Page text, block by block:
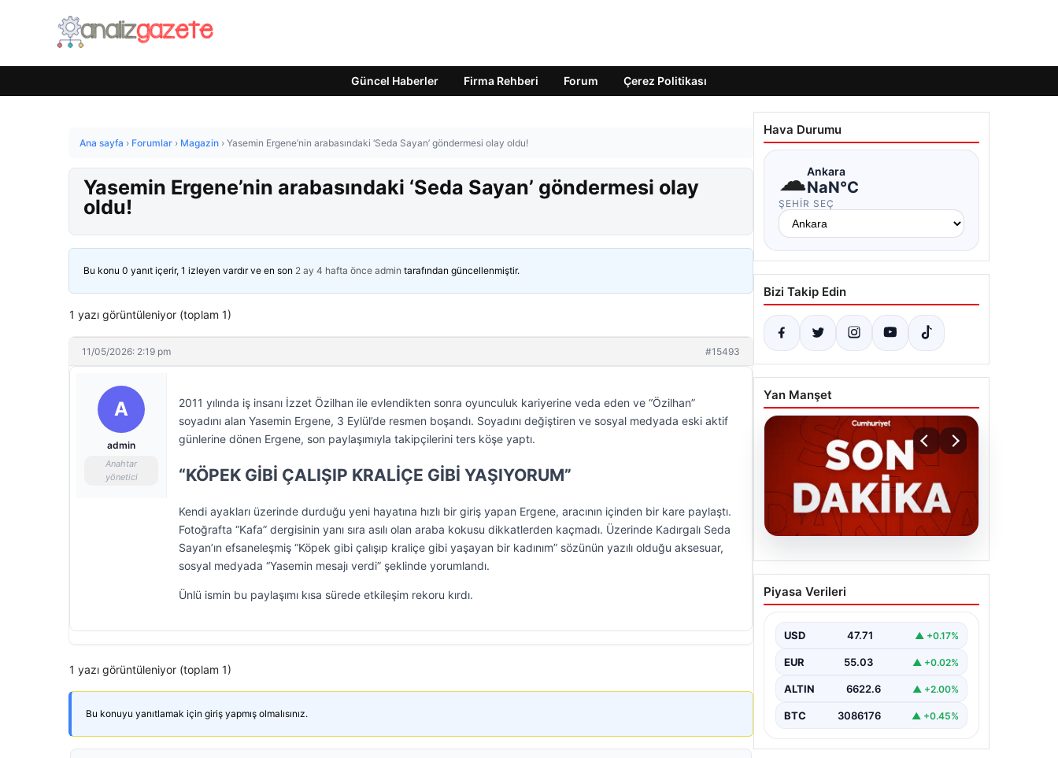
Güncel Haberler Firma Rehberi Forum Çerez Politikası
Ana sayfa › Forumlar › Magazin › Yasemin Ergene’nin arabasındaki ‘Seda Sayan’ göndermesi olay oldu!
Yasemin Ergene’nin arabasındaki ‘Seda Sayan’ göndermesi olay
oldu!
Bu konu 0 yanıt içerir, 1 izleyen vardır ve en son 2 ay 4 hafta önce admin tarafından güncellenmiştir.
1 yazı görüntüleniyor (toplam 1)
11/05/2026: 2:19 pm #15493
A
admin
Anahtar
yönetici
2011 yılında iş insanı İzzet Özilhan ile evlendikten sonra oyunculuk kariyerine veda eden ve “Özilhan”
soyadını alan Yasemin Ergene, 3 Eylül’de resmen boşandı. Soyadını değiştiren ve sosyal medyada eski aktif
günlerine dönen Ergene, son paylaşımıyla takipçilerini ters köşe yaptı.
“KÖPEK GİBİ ÇALIŞIP KRALİÇE GİBİ YAŞIYORUM”
Kendi ayakları üzerinde durduğu yeni hayatına hızlı bir giriş yapan Ergene, aracının içinden bir kare paylaştı.
Fotoğrafta “Kafa” dergisinin yanı sıra asılı olan araba kokusu dikkatlerden kaçmadı. Üzerinde Kadırgalı Seda
Sayan’ın efsaneleşmiş “Köpek gibi çalışıp kraliçe gibi yaşayan bir kadınım” sözünün yazılı olduğu aksesuar,
sosyal medyada “Yasemin mesajı verdi” şeklinde yorumlandı.
Ünlü ismin bu paylaşımı kısa sürede etkileşim rekoru kırdı.
1 yazı görüntüleniyor (toplam 1)
Bu konuyu yanıtlamak için giriş yapmış olmalısınız.
Hava Durumu
☁Ankara
NaN°C
ŞEHIR SEÇ
Bizi Takip Edin
Yan Manşet
06.08.2026
MGK’den 8 maddelik kritik
bildiri: Dikkat çeken
Piyasa Verileri
USD 47.71 ▲ +0.17%
EUR 55.03 ▲ +0.02%
ALTIN 6622.6 ▲ +2.00%
BTC 3086176 ▲ +0.45%